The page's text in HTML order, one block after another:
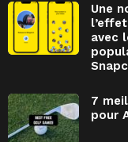
Une
avec
7
pour